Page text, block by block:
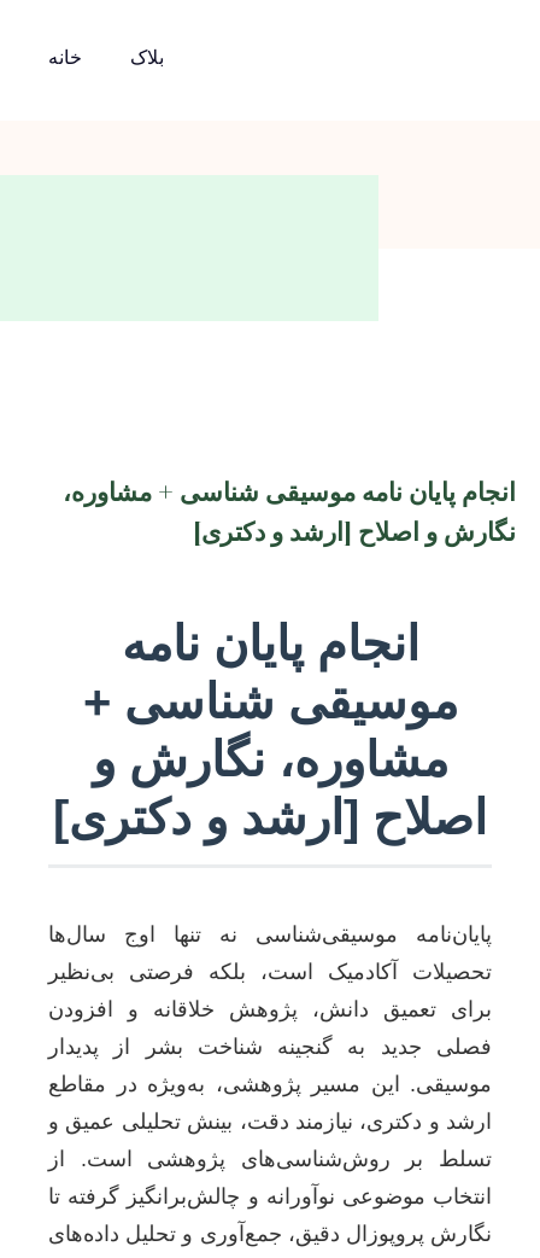
خانه بلاک
انجام پایان نامه موسیقی شناسی + مشاوره،
نگارش و اصلاح [ارشد و دکتری]
انجام پایان نامه
موسیقی شناسی +
مشاوره، نگارش و
اصلاح [ارشد و دکتری]
پایان‌نامه موسیقی‌شناسی نه تنها اوج سال‌ها
تحصیلات آکادمیک است، بلکه فرصتی بی‌نظیر
برای تعمیق دانش، پژوهش خلاقانه و افزودن
فصلی جدید به گنجینه شناخت بشر از پدیدار
موسیقی. این مسیر پژوهشی، به‌ویژه در مقاطع
ارشد و دکتری، نیازمند دقت، بینش تحلیلی عمیق و
تسلط بر روش‌شناسی‌های پژوهشی است. از
انتخاب موضوعی نوآورانه و چالش‌برانگیز گرفته تا
نگارش پروپوزال دقیق، جمع‌آوری و تحلیل داده‌های